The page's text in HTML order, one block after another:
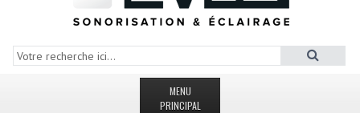
MENU
PRINCIPAL